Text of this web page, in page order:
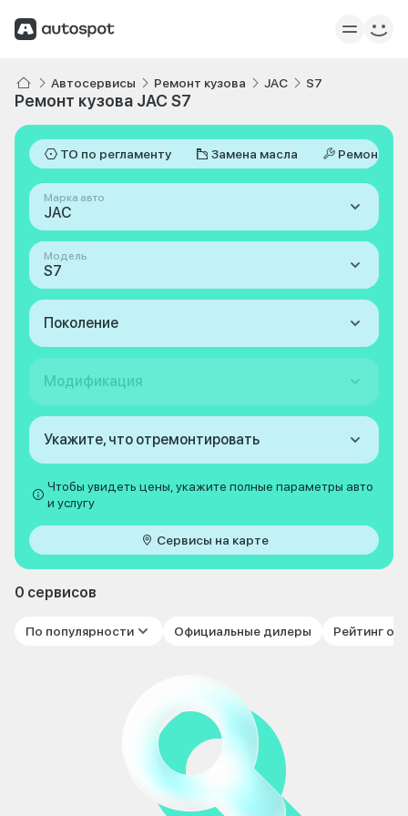
Автосервисы Ремонт кузова JAC S7
Ремонт кузова JAC S7
ТО по регламенту Замена масла Ремонт
Марка авто
JAC
Модель
S7
Поколение
Модификация
Укажите, что отремонтировать
Чтобы увидеть цены, укажите полные параметры авто
и услугу
Сервисы на карте
0 сервисов
По популярности Официальные дилеры Рейтинг